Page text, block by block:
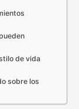
de vida
sobre los